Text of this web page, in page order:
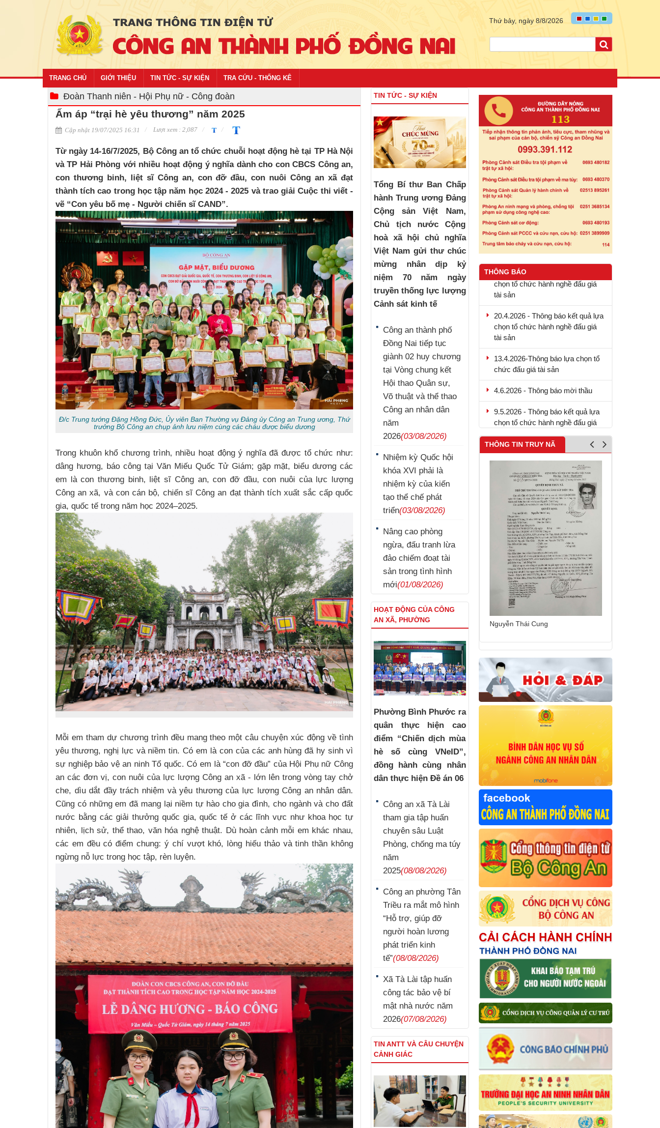
Thứ bảy, ngày 8/8/2026
TRANG CHỦ GIỚI THIỆU TIN TỨC - SỰ KIỆN TRA CỨU - THỐNG KÊ
Đoàn Thanh niên - Hội Phụ nữ - Công đoàn
Ấm áp “trại hè yêu thương” năm 2025
Cập nhật 19/07/2025 16:31 Lượt xem : 2,087
Từ ngày 14-16/7/2025, Bộ Công an tổ chức chuỗi hoạt động hè tại TP Hà Nội
và TP Hải Phòng với nhiều hoạt động ý nghĩa dành cho con CBCS Công an,
con thương binh, liệt sĩ Công an, con đỡ đầu, con nuôi Công an xã đạt
thành tích cao trong học tập năm học 2024 - 2025 và trao giải Cuộc thi viết -
vẽ “Con yêu bố mẹ - Người chiến sĩ CAND”.
Đ/c Trung tướng Đặng Hồng Đức, Ủy viên Ban Thường vụ Đảng ủy Công an Trung ương, Thứ
trưởng Bộ Công an chụp ảnh lưu niệm cùng các cháu được biểu dương
Trong khuôn khổ chương trình, nhiều hoạt động ý nghĩa đã được tổ chức như:
dâng hương, báo công tại Văn Miếu Quốc Tử Giám; gặp mặt, biểu dương các
em là con thương binh, liệt sĩ Công an, con đỡ đầu, con nuôi của lực lượng
Công an xã, và con cán bộ, chiến sĩ Công an đạt thành tích xuất sắc cấp quốc
gia, quốc tế trong năm học 2024–2025.
Mỗi em tham dự chương trình đều mang theo một câu chuyện xúc động về tình
yêu thương, nghị lực và niềm tin. Có em là con của các anh hùng đã hy sinh vì
sự nghiệp bảo vệ an ninh Tổ quốc. Có em là “con đỡ đầu” của Hội Phụ nữ Công
an các đơn vị, con nuôi của lực lượng Công an xã - lớn lên trong vòng tay chở
che, dìu dắt đầy trách nhiệm và yêu thương của lực lượng Công an nhân dân.
Cũng có những em đã mang lại niềm tự hào cho gia đình, cho ngành và cho đất
nước bằng các giải thưởng quốc gia, quốc tế ở các lĩnh vực như khoa học tự
nhiên, lịch sử, thể thao, văn hóa nghệ thuật. Dù hoàn cảnh mỗi em khác nhau,
các em đều có điểm chung: ý chí vượt khó, lòng hiếu thảo và tinh thần không
ngừng nỗ lực trong học tập, rèn luyện.
TIN TỨC - SỰ KIỆN
Tổng Bí thư Ban Chấp
hành Trung ương Đảng
Cộng sản Việt Nam,
Chủ tịch nước Cộng
hoà xã hội chủ nghĩa
Việt Nam gửi thư chúc
mừng nhân dịp kỷ
niệm 70 năm ngày
truyền thống lực lượng
Cảnh sát kinh tế
Công an thành phố
Đồng Nai tiếp tục
giành 02 huy chương
tại Vòng chung kết
Hội thao Quân sự,
Võ thuật và thể thao
Công an nhân dân
năm
2026(03/08/2026)
Nhiệm kỳ Quốc hội
khóa XVI phải là
nhiệm kỳ của kiến
tạo thể chế phát
triển(03/08/2026)
Nâng cao phòng
ngừa, đấu tranh lừa
đảo chiếm đoạt tài
sản trong tình hình
mới(01/08/2026)
HOẠT ĐỘNG CỦA CÔNG
AN XÃ, PHƯỜNG
Phường Bình Phước ra
quân thực hiện cao
điểm “Chiến dịch mùa
hè số cùng VNeID”,
đồng hành cùng nhân
dân thực hiện Đề án 06
Công an xã Tà Lài
tham gia tập huấn
chuyên sâu Luật
Phòng, chống ma túy
năm
2025(08/08/2026)
Công an phường Tân
Triều ra mắt mô hình
“Hỗ trợ, giúp đỡ
người hoàn lương
phát triển kinh
tế”(08/08/2026)
Xã Tà Lài tập huấn
công tác bảo vệ bí
mật nhà nước năm
2026(07/08/2026)
TIN ANTT VÀ CÂU CHUYỆN
CẢNH GIÁC
THÔNG BÁO
chọn tổ chức hành nghề đấu giá
tài sản
chọn tổ chức hành nghề đấu giá
tài sản
chức đấu giá tài sản
chọn tổ chức hành nghề đấu giá
tài sản
THÔNG TIN TRUY NÃ
Trương Minh Tuấn Nguyễn Thái Cung